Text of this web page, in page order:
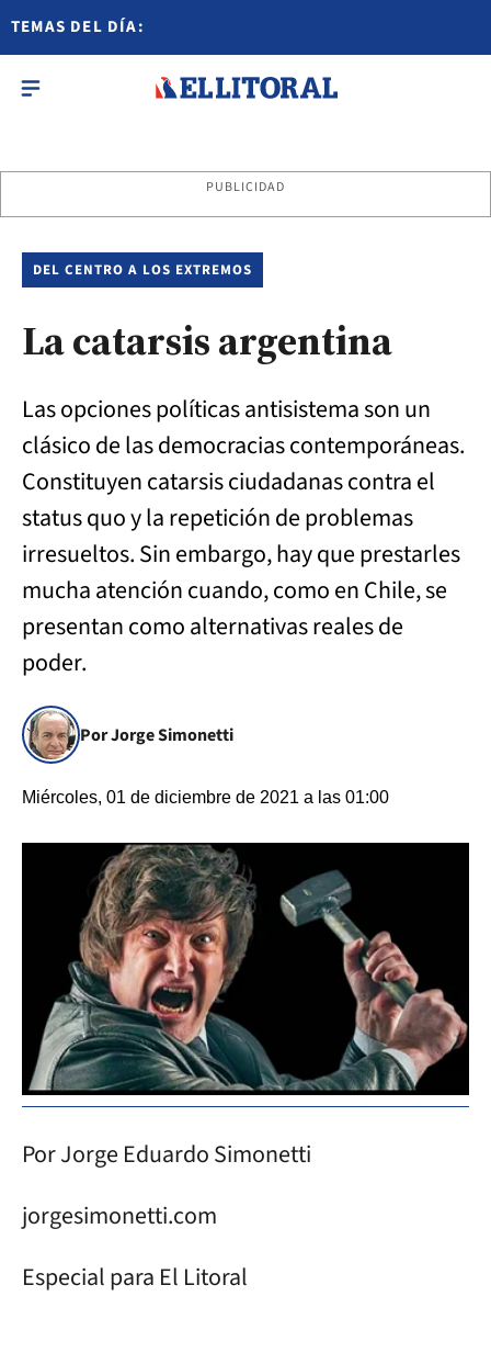
TEMAS DEL DÍA:
PUBLICIDAD
DEL CENTRO A LOS EXTREMOS
La catarsis argentina
Las opciones políticas antisistema son un
clásico de las democracias contemporáneas.
Constituyen catarsis ciudadanas contra el
status quo y la repetición de problemas
irresueltos. Sin embargo, hay que prestarles
mucha atención cuando, como en Chile, se
presentan como alternativas reales de
poder.
Por Jorge Simonetti
Miércoles, 01 de diciembre de 2021 a las 01:00
Por Jorge Eduardo Simonetti
jorgesimonetti.com
Especial para El Litoral